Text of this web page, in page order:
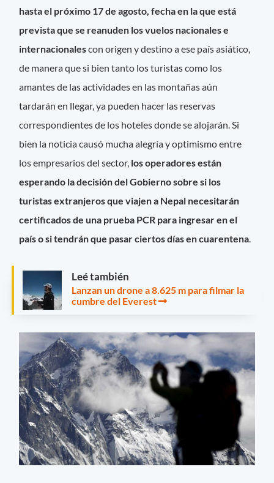
hasta el próximo 17 de agosto, fecha en la que está
prevista que se reanuden los vuelos nacionales e
internacionalescon origen y destino a ese país asiático,
de manera que si bien tanto los turistas como los
amantes de las actividades en las montañas aún
tardarán en llegar, ya pueden hacer las reservas
correspondientes de los hoteles donde se alojarán. Si
bien la noticia causó mucha alegría y optimismo entre
los empresarios del sector, los operadores están
esperando la decisión del Gobierno sobre si los
turistas extranjeros que viajen a Nepal necesitarán
certificados de una prueba PCR para ingresar en el
país o si tendrán que pasar ciertos días en cuarentena.
Leé también
Lanzan un drone a 8.625 m para filmar la
cumbre del Everest